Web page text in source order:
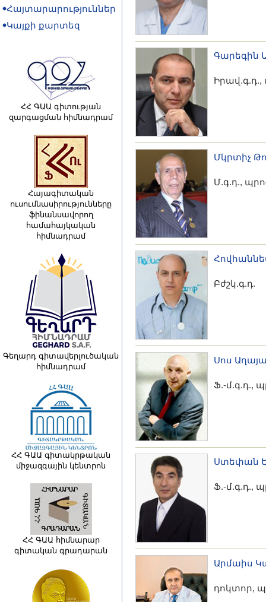
Հայտարարություններ
Կայքի քարտեզ
ՀՀ ԳԱԱ գիտության
զարգացման հիմնադրամ
Հայագիտական
ուսումնասիրությունները
ֆինանսավորող
համահայկական
հիմնադրամ
Գեղարդ գիտավերլուծական
հիմնադրամ
ՀՀ ԳԱԱ գիտակրթական
միջազգային կենտրոն
ՀՀ ԳԱԱ հիմնարար
գիտական գրադարան
Գարեգին
Մկրտիչ
Մ.գ.դ.,
Բժշկ.գ.դ.
Սոս
Ֆ.-մ.գ.դ.,
Ստեփան
Ֆ.-մ.գ.դ.,
Արմաիս
դոկտոր,